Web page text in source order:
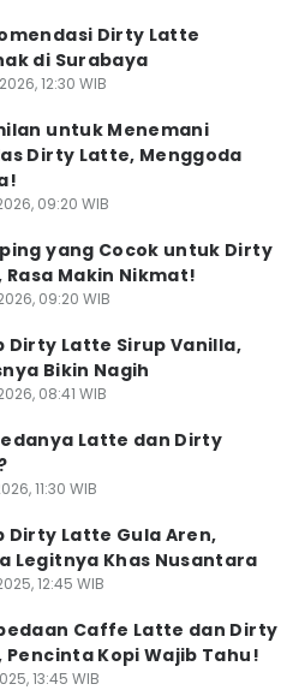
Dirty Latte
di Surabaya
12:30 WIB
untuk Menemani
Dirty Latte, Menggoda
09:20 WIB
yang Cocok untuk Dirty
Rasa Makin Nikmat!
09:20 WIB
Dirty Latte Sirup Vanilla,
Bikin Nagih
08:41 WIB
Latte dan Dirty
11:30 WIB
Dirty Latte Gula Aren,
Legitnya Khas Nusantara
12:45 WIB
Caffe Latte dan Dirty
Pencinta Kopi Wajib Tahu!
13:45 WIB